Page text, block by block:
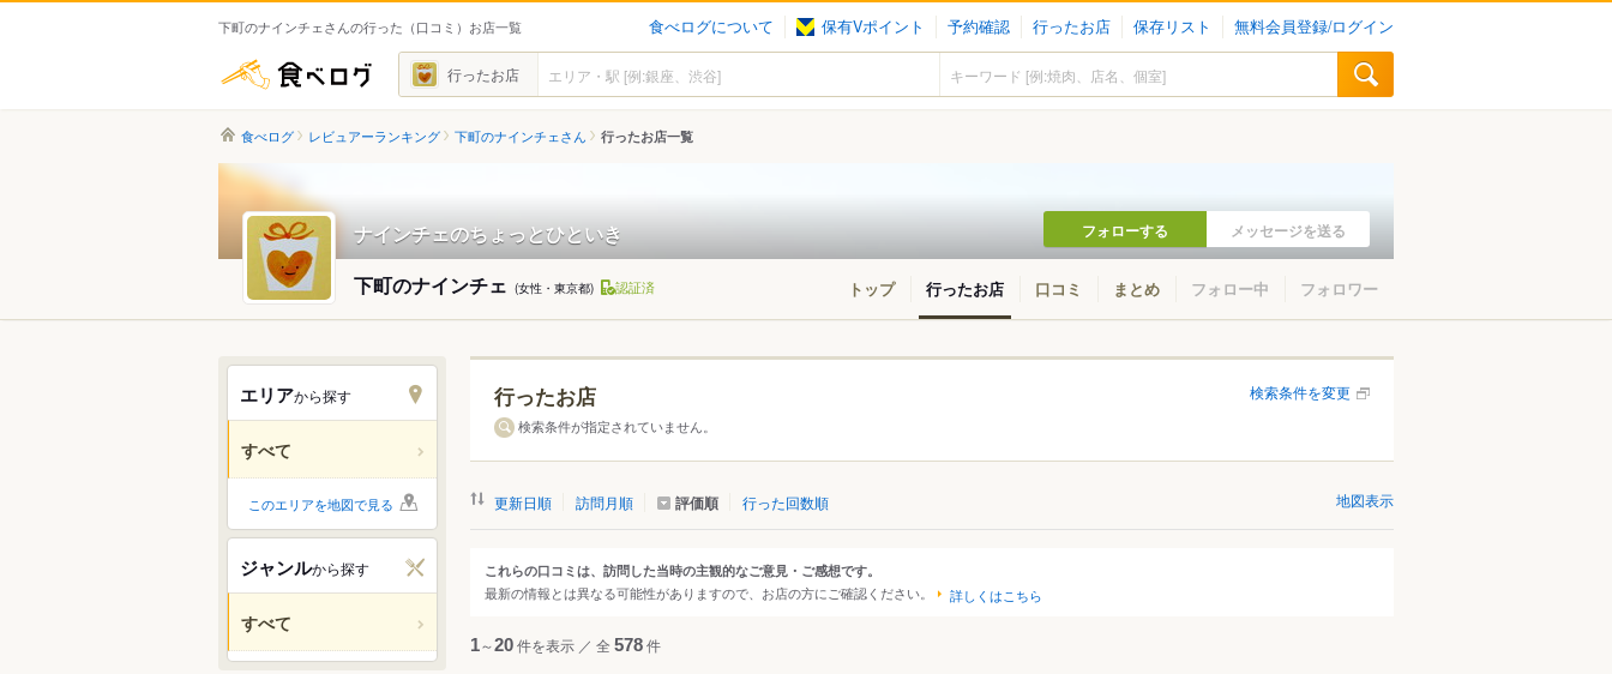
下町のナインチェさんの行った（口コミ）お店一覧 食べログについて 保有Vポイント 予約確認 行ったお店 保存リスト 無料会員登録/ログイン
食べログ 行ったお店
食べログ レビュアーランキング 下町のナインチェさん 行ったお店一覧
ナインチェのちょっとひといき フォローする メッセージを送る
下町のナインチェ (女性・東京都) 認証済 トップ 行ったお店 口コミ まとめ フォロー中 フォロワー
エリアから探す
すべて
北海道・東北
関東 東京 神奈川 千葉 埼玉 群馬 栃木 茨城
中部 愛知 三重 岐阜 静岡 山梨
中国・四国 広島 岡山 山口 島根 鳥取 徳島 香川 愛媛 高知
九州・沖縄 福岡
このエリアを地図で見る
ジャンルから探す
すべて
ジャンルから探す
人気のジャンル
行ったお店 検索条件を変更
検索条件が指定されていません。
更新日順 訪問月順 評価順 行った回数順 地図表示
これらの口コミは、訪問した当時の主観的なご意見・ご感想です。
最新の情報とは異なる可能性がありますので、お店の方にご確認ください。 詳しくはこちら
1～20件を表示 ／ 全 578件